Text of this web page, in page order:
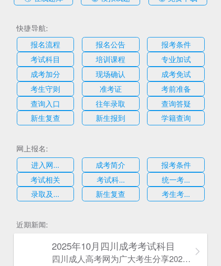
快捷导航:
报名流程
报名公告
报考条件
考试科目
培训课程
专业加试
成考加分
现场确认
成考免试
考生守则
准考证
考前准备
查询入口
往年录取
查询答疑
新生复查
新生报到 学籍查询
网上报名:
进入网...
成考简介
报考条件
考试相关
考试科...
统一考...
录取及...
新生复查 考生考...
近期新闻:
2025年10月四川成考考试科目
四川成人高考网​为广大考生分享2025年10月四川成考考试科目。为广大在职人员和社会人士提供学历提升的机会。更多四川成考考试信息，欢迎在线访问四川成人高考网。